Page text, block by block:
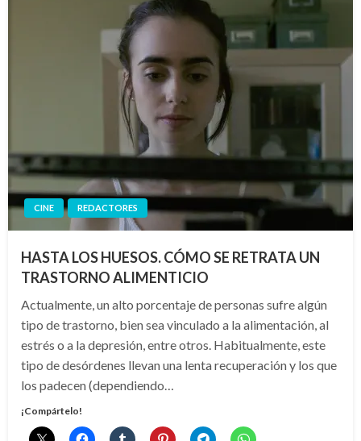
CINE REDACTORES
HASTA LOS HUESOS. CÓMO SE RETRATA UN
TRASTORNO ALIMENTICIO
Actualmente, un alto porcentaje de personas sufre algún
tipo de trastorno, bien sea vinculado a la alimentación, al
estrés o a la depresión, entre otros. Habitualmente, este
tipo de desórdenes llevan una lenta recuperación y los que
los padecen (dependiendo…
¡Compártelo!